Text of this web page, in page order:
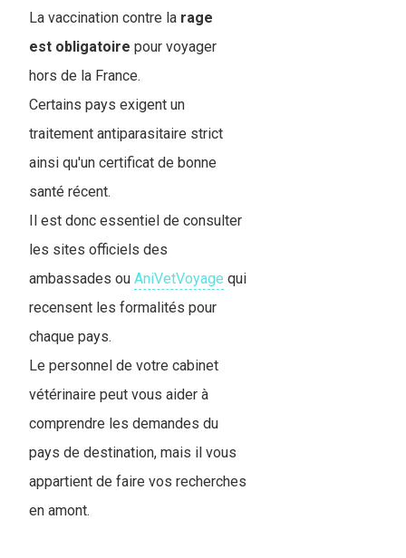
La vaccination contre la rage
est obligatoire pour voyager
hors de la France.
Certains pays exigent un
traitement antiparasitaire strict
ainsi qu'un certificat de bonne
santé récent.
Il est donc essentiel de consulter
les sites officiels des
ambassades ou AniVetVoyage qui
recensent les formalités pour
chaque pays.
Le personnel de votre cabinet
vétérinaire peut vous aider à
comprendre les demandes du
pays de destination, mais il vous
appartient de faire vos recherches
en amont.